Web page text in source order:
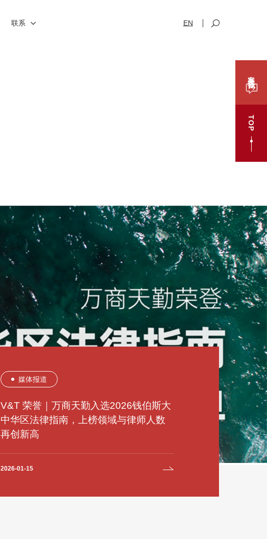
联系 EN
TOP
媒体报道
V&T 荣誉｜万商天勤入选2026钱伯斯大
中华区法律指南，上榜领域与律师人数
再创新高
2026-01-15
登高望原｜万商天勤太原办公室获批成
立
2025-12-12
豫见未来｜万商天勤郑州办公室获批成
立
2025-07-06
V&T 荣誉｜万商天勤荣登2025年度
Benchmark Litigation中国争议解决榜单
2025-06-04
V&T 荣誉｜万商天勤荣登2025年度
LEGALBAND中国顶级律所、律师榜
2025-04-22
熠熠生徽｜万商天勤合肥办公室获批成
立
2024-12-05
津上添花｜万商天勤天津办公室获批成
立
2024-09-11
有福之州｜万商天勤福州办公室获批成
立
2023-10-09
所内动态
V&T 荣誉｜万商天勤荣登2023年度
LEGALBAND中国顶级律所、律师排行
榜
2023-04-19